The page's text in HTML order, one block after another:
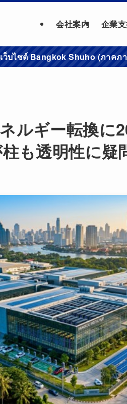
会社案内 企業
บไซต์ Bangkok Shuho (ภาคภ
ネルギー転換
も透明性に疑